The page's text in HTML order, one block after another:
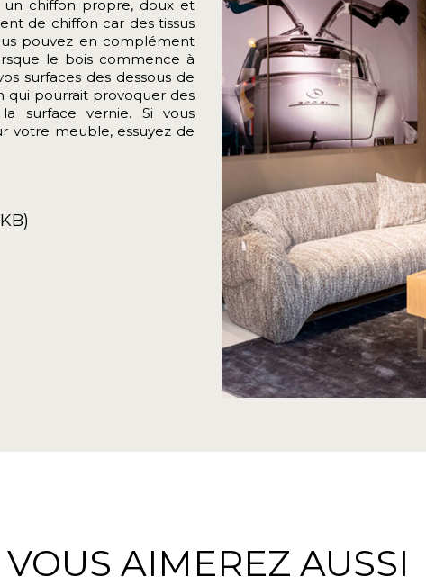
chiffon propre, doux et
de chiffon car des tissus
pouvez en complément
le bois commence à
surfaces des dessous de
qui pourrait provoquer des
surface vernie. Si vous
votre meuble, essuyez de
VOUS AIMEREZ AUSSI